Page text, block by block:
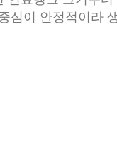
심이 안정적이라